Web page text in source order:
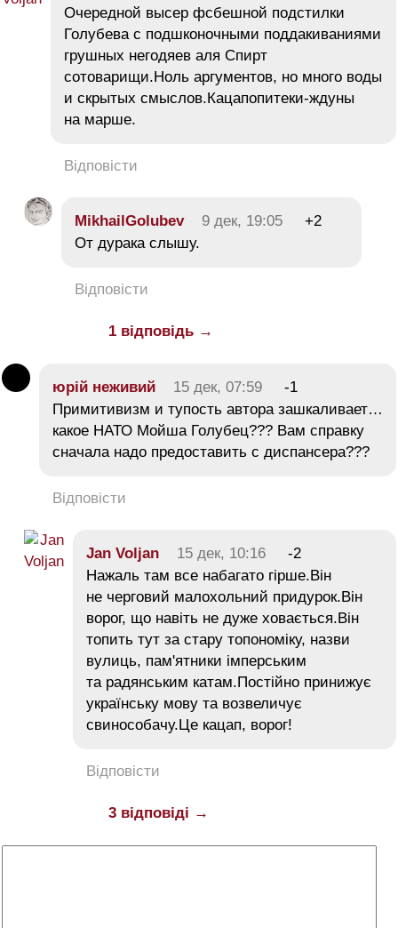
Очередной высер фсбешной подстилки
Голубева с подшконочными поддакиваниями
грушных негодяев аля Спирт
сотоварищи.Ноль аргументов, но много воды
и скрытых смыслов.Кацапопитеки-ждуны
на марше.
Відповісти
MikhailGolubev 9 дек, 19:05
+2
От дурака слышу.
Відповісти
1 відповідь →
юрій неживий 15 дек, 07:59
-1
Примитивизм и тупость автора зашкаливает…
какое НАТО Мойша Голубец??? Вам справку
сначала надо предоставить с диспансера???
Відповісти
Jan Voljan 15 дек, 10:16
-2
Нажаль там все набагато гірше.Він
не черговий малохольний придурок.Він
ворог, що навіть не дуже ховається.Він
топить тут за стару топономіку, назви
вулиць, пам'ятники імперським
та радянським катам.Постійно принижує
українську мову та возвеличує
свинособачу.Це кацап, ворог!
Відповісти
3 відповіді →